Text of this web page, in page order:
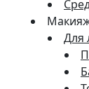
Для